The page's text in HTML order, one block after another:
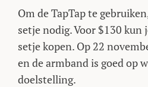
Om de TapTap te
setje nodig. Voor $130 kun
setje kopen. Op 22
en de armband is goed op
doelstelling.